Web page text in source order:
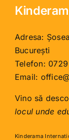
Adresa:
București
Telefon:
Email:
Vino să
locul unde
Kinderama